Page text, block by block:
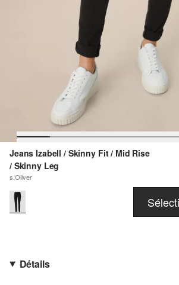
Jeans Izabell / Skinny Fit / Mid Rise
/ Skinny Leg
s.Oliver
Détails